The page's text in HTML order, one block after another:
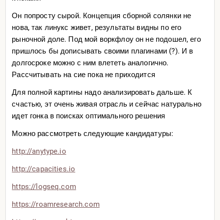
компьютер тормозит. Ничего хуже для меня нет.
Обсидиан просто на сверхскоростях работает. И что
бы я не пробовал теперь, всегда возвращаюсь к нему.
Его можно синхронизировать с помощью Syncthing, есть
гайды в инете, плюс можно само хранилище (папку с
например, и все устройства будут синхронизировать и
обновляться с этой облачной копии.
слиишком тормозной для меня. Я сейчас практически
все делаю через шорткаты (комбинации клавиш) и в
markdown это, по сути, обычные текстовые файлы. А в
Notion целая вечность проходит пока он свои таблицы
Он попросту сырой. Концепция сборной солянки не
нова, так линукс живет, результаты видны по его
рыночной доле. Под мой воркфлоу он не подошел, его
пришлось бы дописывать своими плагинами (?). И в
долгосроке можно с ним влететь аналогично.
Рассчитывать на сие пока не приходится
Для полной картины надо анализировать дальше. К
счастью, эт очень живая отрасль и сейчас натурально
идет гонка в поисках оптимального решения
Можно рассмотреть следующие кандидатуры:
http://anytype.io
http://capacities.io
https://logseq.com
https://roamresearch.com